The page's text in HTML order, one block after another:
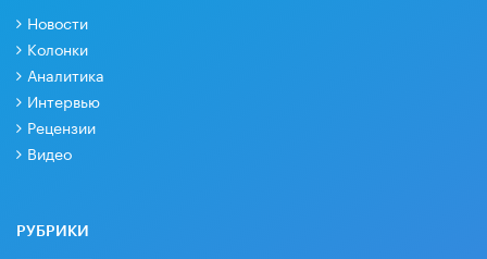
Новости
Колонки
Аналитика
Интервью
Рецензии
Видео
РУБРИКИ